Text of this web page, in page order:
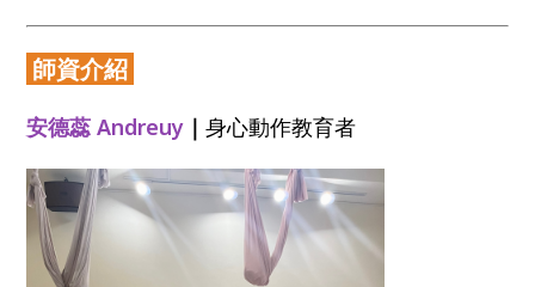
師資介紹
安德蕊 Andreuy ｜身心動作教育者